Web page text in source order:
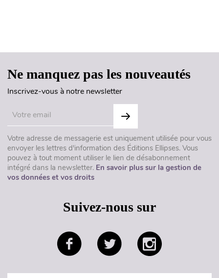
Ne manquez pas les nouveautés
Inscrivez-vous à notre newsletter
Votre adresse de messagerie est uniquement utilisée pour vous
envoyer les lettres d'information des Éditions Ellipses. Vous
pouvez à tout moment utiliser le lien de désabonnement
intégré dans la newsletter. En savoir plus sur la gestion de
vos données et vos droits
Suivez-nous sur